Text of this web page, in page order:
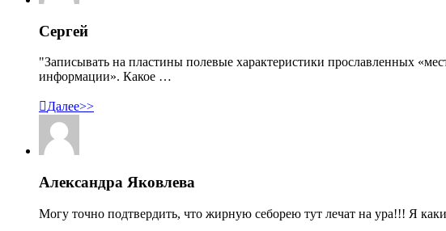
Сергей
"Записывать на пластины полевые характеристики прославленных
информации». Какое …
Далее>>
Александра Яковлева
Могу точно подтвердить, что жирную себорею тут лечат на ура!!! Я